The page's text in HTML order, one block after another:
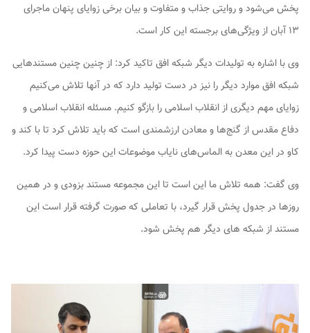
پخش می‌شود و روایتی جذاب و متفاوت و بیان برخی زوایای پنهان ماجرای
۱۳ آبان از ویژگی‌های برجسته این کار است.
وی با اشاره به تولیدات دیگر شبکه افق تاکید کرد: از چنین چنین مستندهایی
شبکه افق موارد دیگر را نیز در دست تولید دارد که در آنها تلاش می‌کنیم
زوایای مهم دیگری از انقلاب اسلامی را بازگو کنیم. مسئله انقلاب اسلامی و
دفاع مقدس از گنج‌ها و معادن ارزشمندی است که باید تلاش کرد تا با کند و
کاو در این معدن به الماس‌های نایاب موضوعات این حوزه دست پیدا کرد.
وی گفت: همه تلاش ما این است تا این مجموعه مستند بزودی و در همین
روزها در جدول پخش قرار گیرد، با تعاملی که صورت گرفته قرار است این
مستند از شبکه های دیگر هم پخش شود.